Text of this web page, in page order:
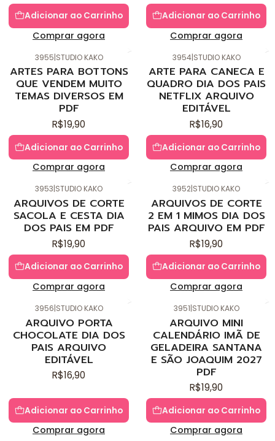
Adicionar ao Carrinho
Comprar agora
Adicionar ao Carrinho
Comprar agora
3955|STUDIO KAKO
ARTES PARA BOTTONS
QUE VENDEM MUITO
TEMAS DIVERSOS EM
PDF
R$19,90
Adicionar ao Carrinho
Comprar agora
3954|STUDIO KAKO
ARTE PARA CANECA E
QUADRO DIA DOS PAIS
NETFLIX ARQUIVO
EDITÁVEL
R$16,90
Adicionar ao Carrinho
Comprar agora
3953|STUDIO KAKO
ARQUIVOS DE CORTE
SACOLA E CESTA DIA
DOS PAIS EM PDF
R$19,90
Adicionar ao Carrinho
Comprar agora
3952|STUDIO KAKO
ARQUIVOS DE CORTE
2 EM 1 MIMOS DIA DOS
PAIS ARQUIVO EM PDF
R$19,90
Adicionar ao Carrinho
Comprar agora
3956|STUDIO KAKO
ARQUIVO PORTA
CHOCOLATE DIA DOS
PAIS ARQUIVO
EDITÁVEL
R$16,90
Adicionar ao Carrinho
Comprar agora
3951|STUDIO KAKO
ARQUIVO MINI
CALENDÁRIO IMÃ DE
GELADEIRA SANTANA
E SÃO JOAQUIM 2027
PDF
R$19,90
Adicionar ao Carrinho
Comprar agora